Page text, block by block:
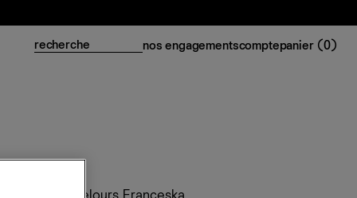
nos engagementscomptepanier (0)